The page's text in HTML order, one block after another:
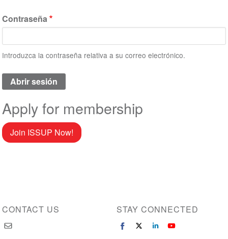
Contraseña
Introduzca la contraseña relativa a su correo electrónico.
Apply for membership
Join ISSUP Now!
CONTACT US STAY CONNECTED